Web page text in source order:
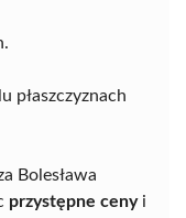
płaszczyznach
Bolesława
przystępne cenyi